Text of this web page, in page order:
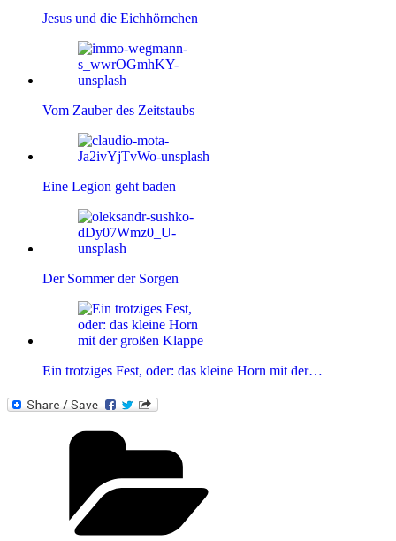
Jesus und die Eichhörnchen
Vom Zauber des Zeitstaubs
Eine Legion geht baden
Der Sommer der Sorgen
Ein trotziges Fest, oder: das kleine Horn mit der…